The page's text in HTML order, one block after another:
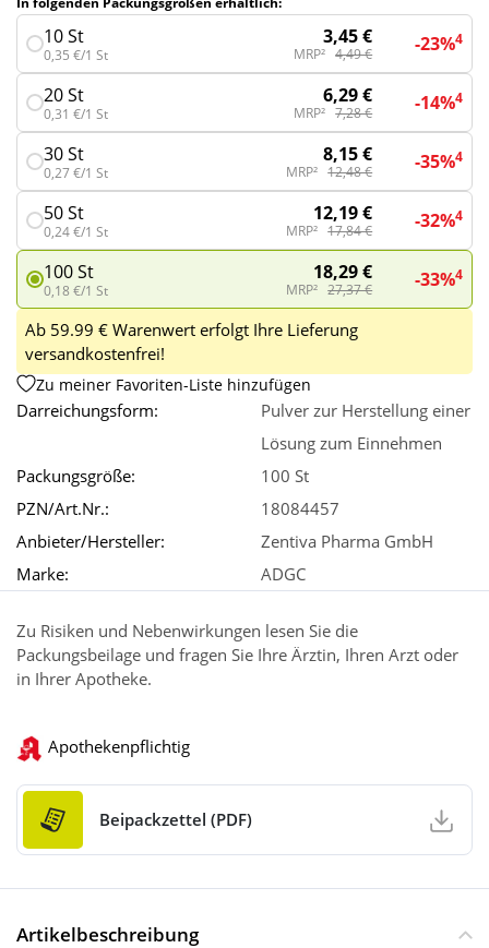
10 St
0,35 €/1 St
3,45 €
MRP² 4,49 € -23%4
20 St
0,31 €/1 St
6,29 €
MRP² 7,28 € -14%4
30 St
0,27 €/1 St
8,15 €
MRP² 12,48 € -35%4
50 St
0,24 €/1 St
12,19 €
MRP² 17,84 € -32%4
100 St
0,18 €/1 St
18,29 €
MRP² 27,37 € -33%4
Ab 59.99 € Warenwert erfolgt Ihre Lieferung
versandkostenfrei!
Zu meiner Favoriten-Liste hinzufügen
Darreichungsform:
Pulver zur Herstellung einer
Lösung zum Einnehmen
Packungsgröße:
100 St
PZN/Art.Nr.:
18084457
Anbieter/Hersteller:
Zentiva Pharma GmbH
Marke:
ADGC
Zu Risiken und Nebenwirkungen lesen Sie die
Packungsbeilage und fragen Sie Ihre Ärztin, Ihren Arzt oder
in Ihrer Apotheke.
Apothekenpflichtig
Beipackzettel (PDF)
Artikelbeschreibung